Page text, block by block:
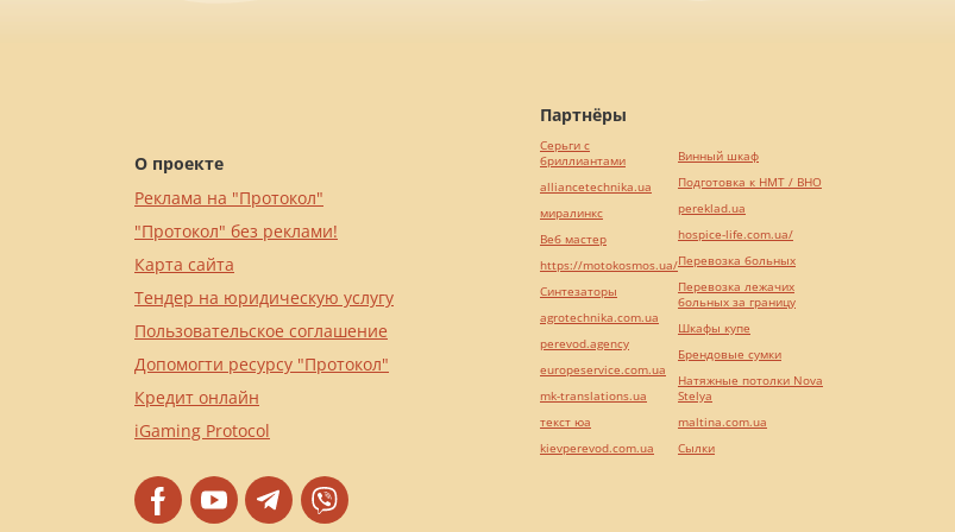
О проекте
Реклама на "Протокол"
"Протокол" без реклами!
Карта сайта
Тендер на юридическую услугу
Пользовательское соглашение
Допомогти ресурсу "Протокол"
Кредит онлайн
iGaming Protocol
Партнёры
Серьги с
бриллиантами
alliancetechnika.ua
миралинкс
Веб мастер
https://motokosmos.ua/
Синтезаторы
agrotechnika.com.ua
perevod.agency
europeservice.com.ua
mk-translations.ua
текст юа
kievperevod.com.ua
Винный шкаф
Подготовка к НМТ / ВНО
pereklad.ua
hospice-life.com.ua/
Перевозка больных
Перевозка лежачих
больных за границу
Шкафы купе
Брендовые сумки
Натяжные потолки Nova
Stelya
maltina.com.ua
Cылки